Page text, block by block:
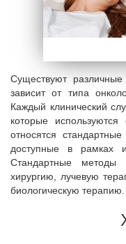
Существуют
зависит от типа
Каждый клинический
которые
относятся
доступные в рамках
Стандартные методы
хирургию, лучевую
биологическую терапию.